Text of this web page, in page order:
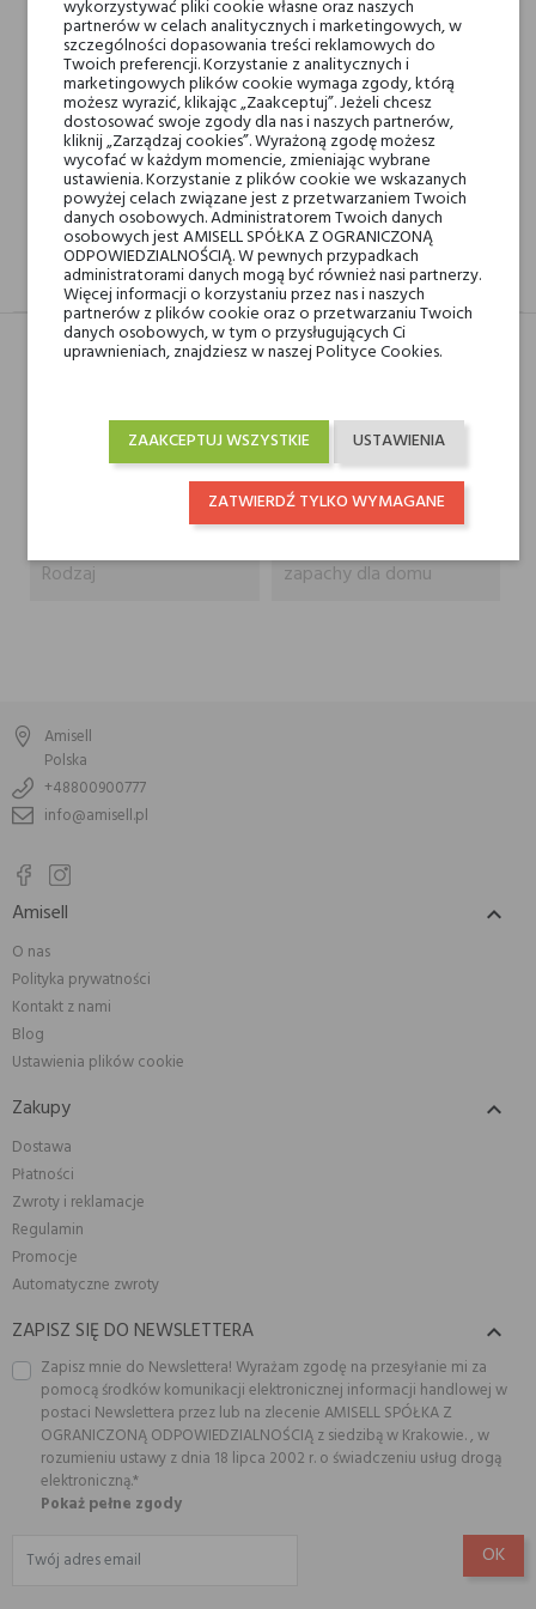
Darmowa dostawa na terenie kraju od 250 zł! Wysyłka w 48H
14 dni na zwrot
OPIS GPSR RECENZJE(0)
Pojemność
100 ml
Esteban Paris
Rodzaj
zapachy dla domu
Amisell
Polska
+48800900777
info@amisell.pl
Amisell 
O nas
Polityka prywatności
Kontakt z nami
Blog
Ustawienia plików cookie
Zakupy 
Dostawa
Płatności
Zwroty i reklamacje
Regulamin
Promocje
Automatyczne zwroty
ZAPISZ SIĘ DO NEWSLETTERA 
Zapisz mnie do Newslettera! Wyrażam zgodę na przesyłanie mi za
pomocą środków komunikacji elektronicznej informacji handlowej w
postaci Newslettera przez lub na zlecenie AMISELL SPÓŁKA Z
OGRANICZONĄ ODPOWIEDZIALNOŚCIĄ z siedzibą w Krakowie. , w
rozumieniu ustawy z dnia 18 lipca 2002 r. o świadczeniu usług drogą
elektroniczną.*
Pokaż pełne zgody
wykorzystywać pliki cookie własne oraz naszych
partnerów w celach analitycznych i marketingowych, w
szczególności dopasowania treści reklamowych do
Twoich preferencji. Korzystanie z analitycznych i
marketingowych plików cookie wymaga zgody, którą
możesz wyrazić, klikając „Zaakceptuj”. Jeżeli chcesz
dostosować swoje zgody dla nas i naszych partnerów,
kliknij „Zarządzaj cookies”. Wyrażoną zgodę możesz
wycofać w każdym momencie, zmieniając wybrane
ustawienia. Korzystanie z plików cookie we wskazanych
powyżej celach związane jest z przetwarzaniem Twoich
danych osobowych. Administratorem Twoich danych
osobowych jest AMISELL SPÓŁKA Z OGRANICZONĄ
ODPOWIEDZIALNOŚCIĄ. W pewnych przypadkach
administratorami danych mogą być również nasi partnerzy.
Więcej informacji o korzystaniu przez nas i naszych
partnerów z plików cookie oraz o przetwarzaniu Twoich
danych osobowych, w tym o przysługujących Ci
uprawnieniach, znajdziesz w naszej Polityce Cookies.
USTAWIENIA
ZAAKCEPTUJ WSZYSTKIE
ZATWIERDŹ TYLKO WYMAGANE